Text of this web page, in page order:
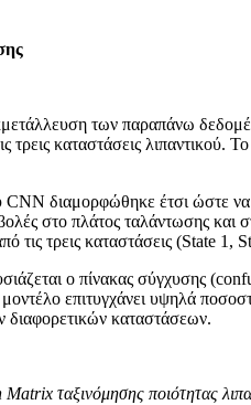
των παραπάνω
τρεις καταστάσεις
CNN διαμορφώθηκε έτσι ώστε
στο πλάτος ταλάντωσης
τις τρεις καταστάσεις (State 1,
ο πίνακας σύγχυσης
επιτυγχάνει υψηλά
διαφορετικών καταστάσεων.
ταξινόμησης ποιότητας